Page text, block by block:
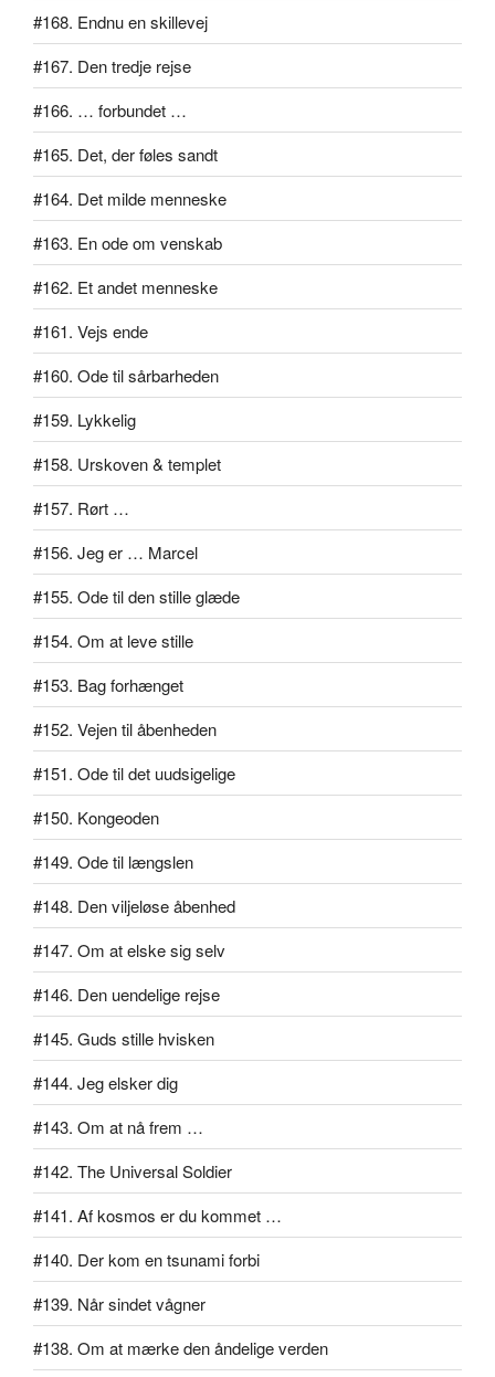
#168. Endnu en skillevej
#167. Den tredje rejse
#166. … forbundet …
#165. Det, der føles sandt
#164. Det milde menneske
#163. En ode om venskab
#162. Et andet menneske
#161. Vejs ende
#160. Ode til sårbarheden
#159. Lykkelig
#158. Urskoven & templet
#157. Rørt …
#156. Jeg er … Marcel
#155. Ode til den stille glæde
#154. Om at leve stille
#153. Bag forhænget
#152. Vejen til åbenheden
#151. Ode til det uudsigelige
#150. Kongeoden
#149. Ode til længslen
#148. Den viljeløse åbenhed
#147. Om at elske sig selv
#146. Den uendelige rejse
#145. Guds stille hvisken
#144. Jeg elsker dig
#143. Om at nå frem …
#142. The Universal Soldier
#141. Af kosmos er du kommet …
#140. Der kom en tsunami forbi
#139. Når sindet vågner
#138. Om at mærke den åndelige verden